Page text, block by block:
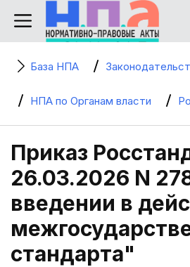
База НПА
НПА по Органам власти
Приказ
26.03.2026 N
введении в
стандарта"